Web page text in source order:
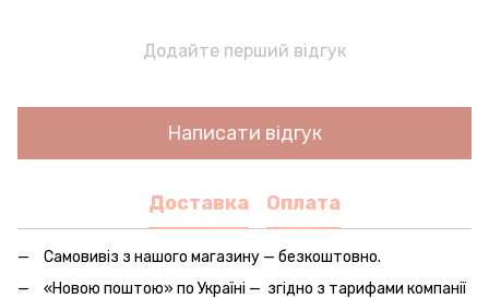
Додайте перший відгук
Написати відгук
Доставка Оплата
Самовивіз з нашого магазину — безкоштовно.
«Новою поштою» по Україні — згідно з тарифами компанії